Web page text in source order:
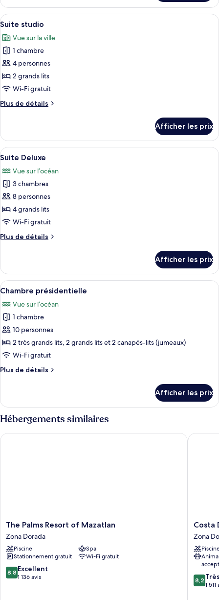
2
chambres
Suite
luxueuse,
2
Afficher
toutes
les
photos
pour
ce
type
chambre :
Une chambre d’hôtel avec deux
2
Suite studio
Vue sur la ville
1 chambre
4 personnes
2 grands lits
Wi-Fi gratuit
Plus de détails
Plus
Suite
studio
Afficher les prix
Afficher
toutes
les
photos
pour
ce
type
chambre :
Une chambre à coucher avec un lit,
7
Suite Deluxe
Vue sur l’océan
3 chambres
8 personnes
4 grands lits
Wi-Fi gratuit
Plus de détails
Plus
Suite
Deluxe
Afficher les prix
Afficher
toutes
les
photos
pour
ce
type
chambre :
Une chambre d’hôtel moderne
8
Chambre présidentielle
Vue sur l’océan
1 chambre
10 personnes
2 très grands lits, 2 grands lits et 2 canapés-lits (jumeaux)
Wi-Fi gratuit
Plus de détails
Plus
Chambre
présidentielle
Afficher les prix
Hébergements similaires
The
Palms
Resort
of
Mazatlan
Zona
Dorada
The Palms Resort of Mazatlan
Zona Dorada
Piscine
Spa
Stationnement gratuit
Wi-Fi gratuit
8.8
sur
8,8 Excellent
1 136 avis
The Palms Resort of Mazatlan
Costa
De
Oro
Beach
Hotel
Zona
Dorada
Costa
Zona
8.2
sur
8,2
1 511
Costa